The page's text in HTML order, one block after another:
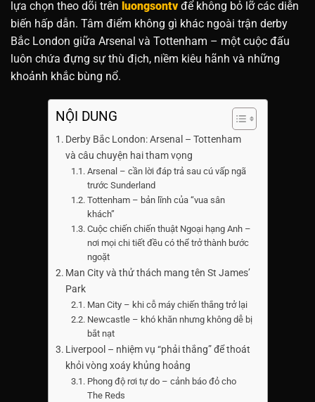
lựa chọn theo dõi trên luongsontv để không bỏ lỡ các diễn
biến hấp dẫn. Tâm điểm không gì khác ngoài trận derby
Bắc London giữa Arsenal và Tottenham – một cuộc đấu
luôn chứa đựng sự thù địch, niềm kiêu hãnh và những
khoảnh khắc bùng nổ.
NỘI DUNG
Derby Bắc London: Arsenal – Tottenham
và câu chuyện hai tham vọng
Arsenal – cần lời đáp trả sau cú vấp ngã
trước Sunderland
Tottenham – bản lĩnh của “vua sân
khách”
Cuộc chiến chiến thuật Ngoại hạng Anh –
nơi mọi chi tiết đều có thể trở thành bước
ngoặt
Man City và thử thách mang tên St James’
Park
Man City – khi cỗ máy chiến thắng trở lại
Newcastle – khó khăn nhưng không dễ bị
bắt nạt
Liverpool – nhiệm vụ “phải thắng” để thoát
khỏi vòng xoáy khủng hoảng
Phong độ rơi tự do – cảnh báo đỏ cho
The Reds